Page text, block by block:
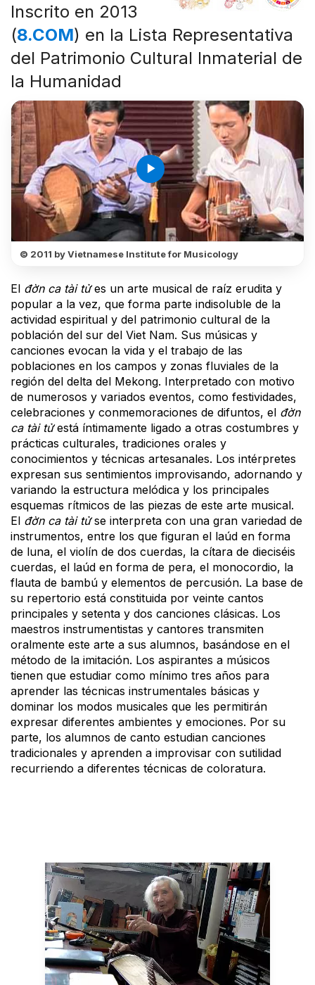
Inscrito en 2013
(8.COM) en la Lista Representativa
del Patrimonio Cultural Inmaterial de
la Humanidad
play_arrow
© 2011 by Vietnamese Institute for Musicology
El đờn ca tài tửes un arte musical de raíz erudita y
popular a la vez, que forma parte indisoluble de la
actividad espiritual y del patrimonio cultural de la
población del sur del Viet Nam. Sus músicas y
canciones evocan la vida y el trabajo de las
poblaciones en los campos y zonas fluviales de la
región del delta del Mekong. Interpretado con motivo
de numerosos y variados eventos, como festividades,
celebraciones y conmemoraciones de difuntos, el đờn
ca tài tửestá íntimamente ligado a otras costumbres y
prácticas culturales, tradiciones orales y
conocimientos y técnicas artesanales. Los intérpretes
expresan sus sentimientos improvisando, adornando y
variando la estructura melódica y los principales
esquemas rítmicos de las piezas de este arte musical.
El đờn ca tài tửse interpreta con una gran variedad de
instrumentos, entre los que figuran el laúd en forma
de luna, el violín de dos cuerdas, la cítara de dieciséis
cuerdas, el laúd en forma de pera, el monocordio, la
flauta de bambú y elementos de percusión. La base de
su repertorio está constituida por veinte cantos
principales y setenta y dos canciones clásicas. Los
maestros instrumentistas y cantores transmiten
oralmente este arte a sus alumnos, basándose en el
método de la imitación. Los aspirantes a músicos
tienen que estudiar como mínimo tres años para
aprender las técnicas instrumentales básicas y
dominar los modos musicales que les permitirán
expresar diferentes ambientes y emociones. Por su
parte, los alumnos de canto estudian canciones
tradicionales y aprenden a improvisar con sutilidad
recurriendo a diferentes técnicas de coloratura.